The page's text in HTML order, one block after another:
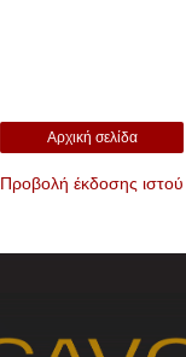
Αρχική σελίδα
Προβολή έκδοσης ιστού